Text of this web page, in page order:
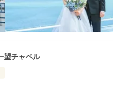
望チャペル